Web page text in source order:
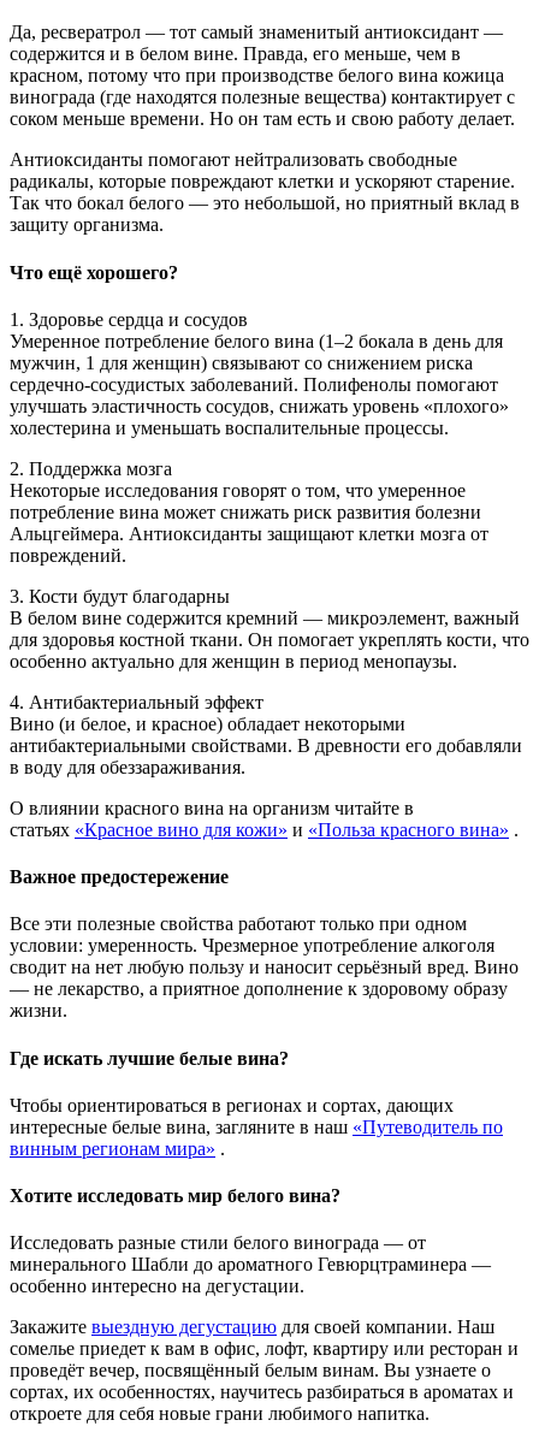
Да, ресвератрол — тот самый знаменитый антиоксидант —
содержится и в белом вине. Правда, его меньше, чем в
красном, потому что при производстве белого вина кожица
винограда (где находятся полезные вещества) контактирует с
соком меньше времени. Но он там есть и свою работу делает.
Антиоксиданты помогают нейтрализовать свободные
радикалы, которые повреждают клетки и ускоряют старение.
Так что бокал белого — это небольшой, но приятный вклад в
защиту организма.
Что ещё хорошего?
1. Здоровье сердца и сосудов
Умеренное потребление белого вина (1–2 бокала в день для
мужчин, 1 для женщин) связывают со снижением риска
сердечно-сосудистых заболеваний. Полифенолы помогают
улучшать эластичность сосудов, снижать уровень «плохого»
холестерина и уменьшать воспалительные процессы.
2. Поддержка мозга
Некоторые исследования говорят о том, что умеренное
потребление вина может снижать риск развития болезни
Альцгеймера. Антиоксиданты защищают клетки мозга от
повреждений.
3. Кости будут благодарны
В белом вине содержится кремний — микроэлемент, важный
для здоровья костной ткани. Он помогает укреплять кости, что
особенно актуально для женщин в период менопаузы.
4. Антибактериальный эффект
Вино (и белое, и красное) обладает некоторыми
антибактериальными свойствами. В древности его добавляли
в воду для обеззараживания.
О влиянии красного вина на организм читайте в
статьях «Красное вино для кожи» и «Польза красного вина» .
Важное предостережение
Все эти полезные свойства работают только при одном
условии: умеренность. Чрезмерное употребление алкоголя
сводит на нет любую пользу и наносит серьёзный вред. Вино
— не лекарство, а приятное дополнение к здоровому образу
жизни.
Где искать лучшие белые вина?
Чтобы ориентироваться в регионах и сортах, дающих
интересные белые вина, загляните в наш «Путеводитель по
винным регионам мира» .
Хотите исследовать мир белого вина?
Исследовать разные стили белого винограда — от
минерального Шабли до ароматного Гевюрцтраминера —
особенно интересно на дегустации.
Закажите выездную дегустацию для своей компании. Наш
сомелье приедет к вам в офис, лофт, квартиру или ресторан и
проведёт вечер, посвящённый белым винам. Вы узнаете о
сортах, их особенностях, научитесь разбираться в ароматах и
откроете для себя новые грани любимого напитка.